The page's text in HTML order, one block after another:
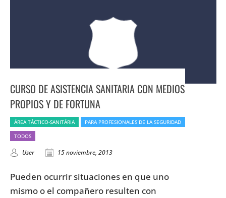
CURSO DE ASISTENCIA SANITARIA CON MEDIOS
PROPIOS Y DE FORTUNA
ÁREA TÁCTICO-SANITÁRIA
PARA PROFESIONALES DE LA SEGURIDAD
TODOS
User 15 noviembre, 2013
Pueden ocurrir situaciones en que uno
mismo o el compañero resulten con